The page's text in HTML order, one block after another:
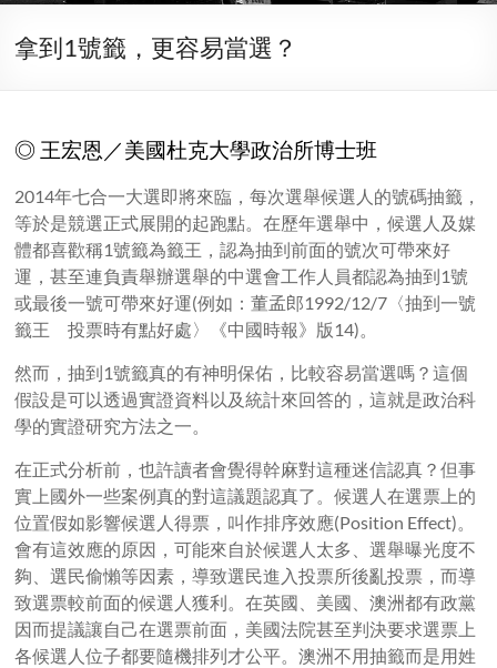
拿到1號籤，更容易當選？
◎ 王宏恩／美國杜克大學政治所博士班
2014年七合一大選即將來臨，每次選舉候選人的號碼抽籤，
等於是競選正式展開的起跑點。在歷年選舉中，候選人及媒
體都喜歡稱1號籤為籤王，認為抽到前面的號次可帶來好
運，甚至連負責舉辦選舉的中選會工作人員都認為抽到1號
或最後一號可帶來好運(例如：董孟郎1992/12/7〈抽到一號
籤王 投票時有點好處〉《中國時報》版14)。
然而，抽到1號籤真的有神明保佑，比較容易當選嗎？這個
假設是可以透過實證資料以及統計來回答的，這就是政治科
學的實證研究方法之一。
在正式分析前，也許讀者會覺得幹麻對這種迷信認真？但事
實上國外一些案例真的對這議題認真了。候選人在選票上的
位置假如影響候選人得票，叫作排序效應(Position Effect)。
會有這效應的原因，可能來自於候選人太多、選舉曝光度不
夠、選民偷懶等因素，導致選民進入投票所後亂投票，而導
致選票較前面的候選人獲利。在英國、美國、澳洲都有政黨
因而提議讓自己在選票前面，美國法院甚至判決要求選票上
各候選人位子都要隨機排列才公平。澳洲不用抽籤而是用姓